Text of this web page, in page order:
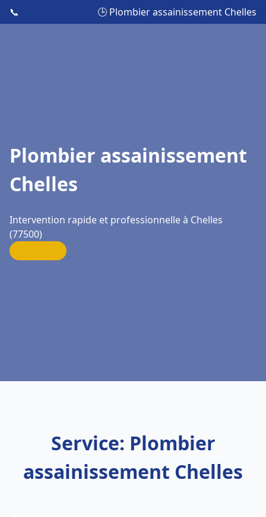
📞 🕒 Plombier assainissement Chelles
Plombier assainissement
Chelles
Intervention rapide et professionnelle à Chelles
(77500)
Service: Plombier
assainissement Chelles